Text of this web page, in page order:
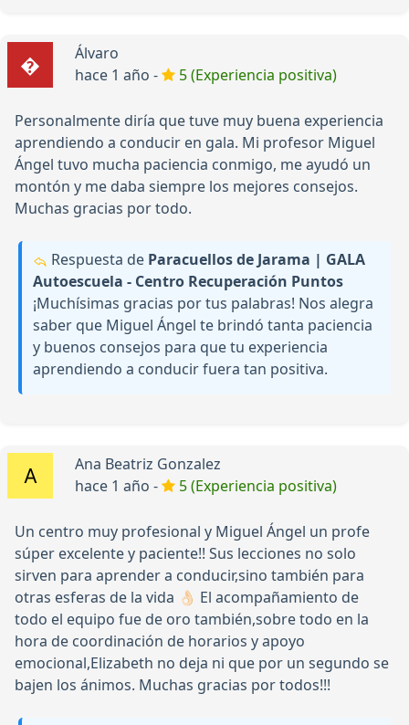
Álvaro
hace 1 año -
5 (Experiencia positiva)
Personalmente diría que tuve muy buena experiencia
aprendiendo a conducir en gala. Mi profesor Miguel
Ángel tuvo mucha paciencia conmigo, me ayudó un
montón y me daba siempre los mejores consejos.
Muchas gracias por todo.
Respuesta de Paracuellos de Jarama | GALA
Autoescuela - Centro Recuperación Puntos
¡Muchísimas gracias por tus palabras! Nos alegra
saber que Miguel Ángel te brindó tanta paciencia
y buenos consejos para que tu experiencia
aprendiendo a conducir fuera tan positiva.
Ana Beatriz Gonzalez
hace 1 año -
5 (Experiencia positiva)
Un centro muy profesional y Miguel Ángel un profe
súper excelente y paciente!! Sus lecciones no solo
sirven para aprender a conducir,sino también para
otras esferas de la vida 👌🏻 El acompañamiento de
todo el equipo fue de oro también,sobre todo en la
hora de coordinación de horarios y apoyo
emocional,Elizabeth no deja ni que por un segundo se
bajen los ánimos. Muchas gracias por todos!!!